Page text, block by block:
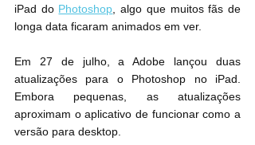
iPad do Photoshop , algo que muitos fãs de
longa data ficaram animados em ver.
Em 27 de julho, a Adobe lançou duas
atualizações para o Photoshop no iPad.
Embora pequenas, as atualizações
aproximam o aplicativo de funcionar como a
versão para desktop.